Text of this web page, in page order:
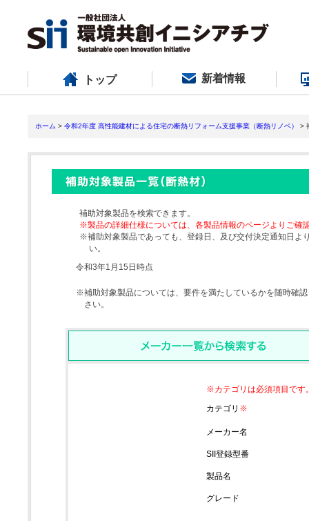
トップ 新着情報
ホーム > 令和2年度 高性能建材による住宅の断熱リフォーム支援事業（断熱リノベ） >
補助対象製品を検索できます。
※製品の詳細仕様については、各製品情報のページよりご確
※補助対象製品であっても、登録日、及び交付決定通知日よ
い。
令和3年1月15日時点
※補助対象製品については、要件を満たしているかを随時確
さい。
※カテゴリは必須項目です
カテゴリ ※
メーカー名
SII登録型番
製品名
グレード